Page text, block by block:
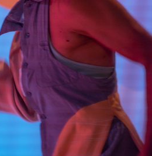
SPACE/MEMORY
2023